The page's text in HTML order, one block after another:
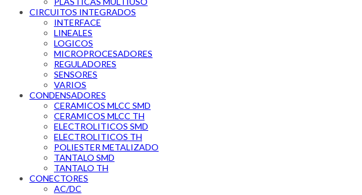
CIRCUITOS INTEGRADOS
INTERFACE
LINEALES
LOGICOS
MICROPROCESADORES
REGULADORES
SENSORES
VARIOS
CONDENSADORES
CERAMICOS MLCC SMD
CERAMICOS MLCC TH
ELECTROLITICOS SMD
ELECTROLITICOS TH
POLIESTER METALIZADO
TANTALO SMD
TANTALO TH
CONECTORES
AC/DC